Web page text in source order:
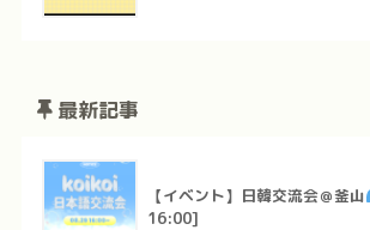
最新記事
【イベント】日韓交流会＠釜山
16:00]